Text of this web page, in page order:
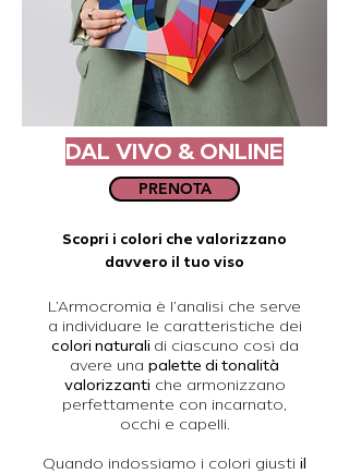
Scopri i colori che valorizzano
davvero il tuo viso
L’Armocromia è l’analisi che serve
a individuare le caratteristiche dei
colori naturali di ciascuno così da
avere una palette di tonalità
valorizzanti che armonizzano
perfettamente con incarnato,
occhi e capelli.
Quando indossiamo i colori giusti il
PRENOTA
DAL VIVO & ONLINE